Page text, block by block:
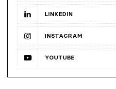
LINKEDIN
INSTAGRAM
YOUTUBE